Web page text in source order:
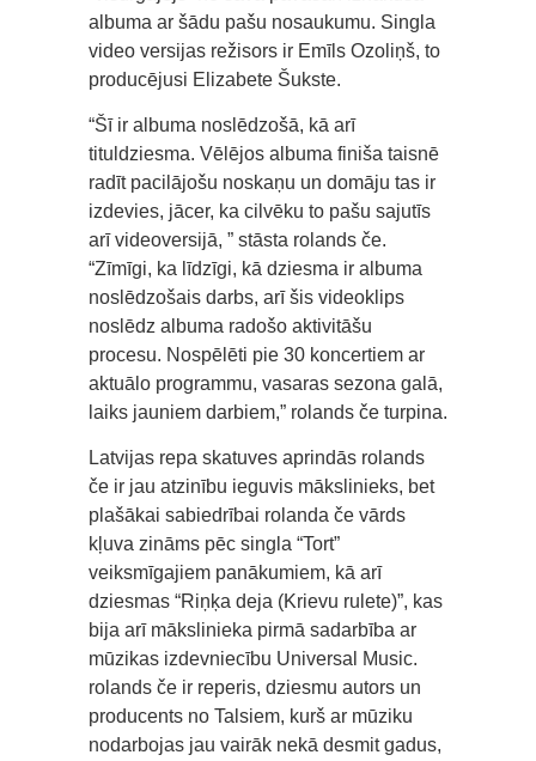
albuma ar šādu pašu nosaukumu. Singla
video versijas režisors ir Emīls Ozoliņš, to
producējusi Elizabete Šukste.
“Šī ir albuma noslēdzošā, kā arī
tituldziesma. Vēlējos albuma finiša taisnē
radīt pacilājošu noskaņu un domāju tas ir
izdevies, jācer, ka cilvēku to pašu sajutīs
arī videoversijā, ” stāsta rolands če.
“Zīmīgi, ka līdzīgi, kā dziesma ir albuma
noslēdzošais darbs, arī šis videoklips
noslēdz albuma radošo aktivitāšu
procesu. Nospēlēti pie 30 koncertiem ar
aktuālo programmu, vasaras sezona galā,
laiks jauniem darbiem,” rolands če turpina.
Latvijas repa skatuves aprindās rolands
če ir jau atzinību ieguvis mākslinieks, bet
plašākai sabiedrībai rolanda če vārds
kļuva zināms pēc singla “Tort”
veiksmīgajiem panākumiem, kā arī
dziesmas “Riņķa deja (Krievu rulete)”, kas
bija arī mākslinieka pirmā sadarbība ar
mūzikas izdevniecību Universal Music.
rolands če ir reperis, dziesmu autors un
producents no Talsiem, kurš ar mūziku
nodarbojas jau vairāk nekā desmit gadus,